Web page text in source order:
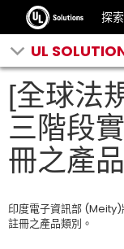
探
UL
[全球法
三階段
冊之產
印度電子資訊部 (Meity)
註冊之產品類別。